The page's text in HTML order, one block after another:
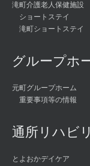
滝町介護老人保健施設
ショートステイ
滝町ショートステイ
グループホ
元町グループホーム
重要事項等の情報
通所リハビリ
とよおかデイケア